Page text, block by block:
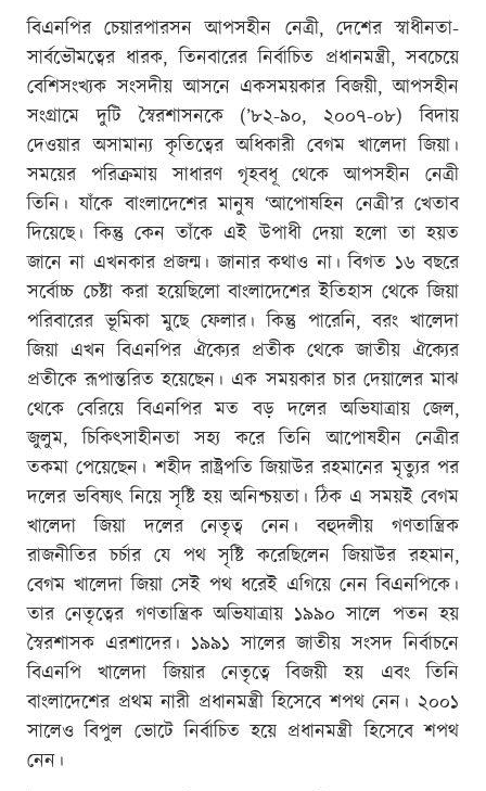
বিএনপির চেয়ারপারসন আপসহীন নেত্রী, দেশের স্বাধীনতা-
সার্বভৌমত্বের ধারক, তিনবারের নির্বাচিত প্রধানমন্ত্রী, সবচেয়ে
বেশিসংখ্যক সংসদীয় আসনে একসময়কার বিজয়ী, আপসহীন
সংগ্রামে দুটি স্বৈরশাসনকে (’৮২-৯০, ২০০৭-০৮) বিদায়
দেওয়ার অসামান্য কৃতিত্বের অধিকারী বেগম খালেদা জিয়া।
সময়ের পরিক্রমায় সাধারণ গৃহবধূ থেকে আপসহীন নেত্রী
তিনি। যাঁকে বাংলাদেশের মানুষ ‘আপোষহিন নেত্রী’র খেতাব
দিয়েছে। কিন্তু কেন তাঁকে এই উপাধী দেয়া হলো তা হয়ত
জানে না এখনকার প্রজন্ম। জানার কথাও না। বিগত ১৬ বছরে
সর্বোচ্চ চেষ্টা করা হয়েছিলো বাংলাদেশের ইতিহাস থেকে জিয়া
পরিবারের ভূমিকা মুছে ফেলার। কিন্তু পারেনি, বরং খালেদা
জিয়া এখন বিএনপির ঐক্যের প্রতীক থেকে জাতীয় ঐক্যের
প্রতীকে রূপান্তরিত হয়েছেন। এক সময়কার চার দেয়ালের মাঝ
থেকে বেরিয়ে বিএনপির মত বড় দলের অভিযাত্রায় জেল,
জুলুম, চিকিৎসাহীনতা সহ্য করে তিনি আপোষহীন নেত্রীর
তকমা পেয়েছেন। শহীদ রাষ্ট্রপতি জিয়াউর রহমানের মৃত্যুর পর
দলের ভবিষ্যৎ নিয়ে সৃষ্টি হয় অনিশ্চয়তা। ঠিক এ সময়ই বেগম
খালেদা জিয়া দলের নেতৃত্ব নেন। বহুদলীয় গণতান্ত্রিক
রাজনীতির চর্চার যে পথ সৃষ্টি করেছিলেন জিয়াউর রহমান,
বেগম খালেদা জিয়া সেই পথ ধরেই এগিয়ে নেন বিএনপিকে।
তার নেতৃত্বের গণতান্ত্রিক অভিযাত্রায় ১৯৯০ সালে পতন হয়
স্বৈরশাসক এরশাদের। ১৯৯১ সালের জাতীয় সংসদ নির্বাচনে
বিএনপি খালেদা জিয়ার নেতৃত্বে বিজয়ী হয় এবং তিনি
বাংলাদেশের প্রথম নারী প্রধানমন্ত্রী হিসেবে শপথ নেন। ২০০১
সালেও বিপুল ভোটে নির্বাচিত হয়ে প্রধানমন্ত্রী হিসেবে শপথ
নেন।